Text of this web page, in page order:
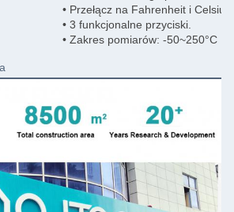
• Przełącz na Fahrenheit i Celsius.
• 3 funkcjonalne przyciski.
• Zakres pomiarów: -50~250°C